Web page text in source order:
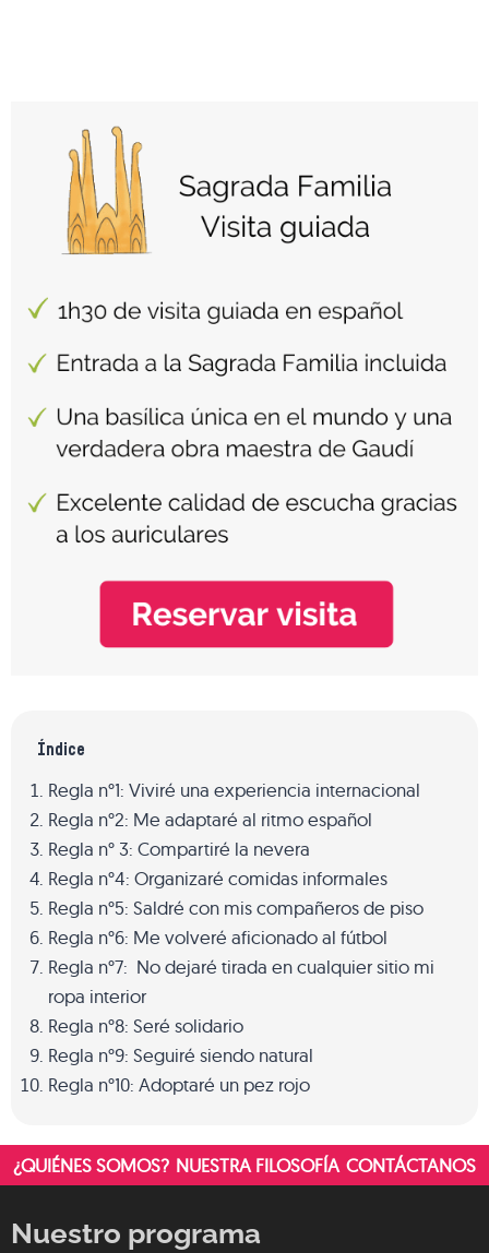
Índice
Regla n°1: Viviré una experiencia internacional
Regla n°2: Me adaptaré al ritmo español
Regla n° 3: Compartiré la nevera
Regla n°4: Organizaré comidas informales
Regla n°5: Saldré con mis compañeros de piso
Regla n°6: Me volveré aficionado al fútbol
Regla n°7: No dejaré tirada en cualquier sitio mi
ropa interior
Regla n°8: Seré solidario
Regla n°9: Seguiré siendo natural
Regla n°10: Adoptaré un pez rojo
¿QUIÉNES SOMOS? NUESTRA FILOSOFÍA CONTÁCTANOS
Nuestro programa